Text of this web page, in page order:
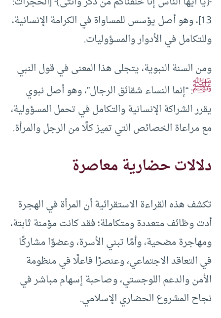
13]، وهو أصل يؤسس للمساواة في الكرامة الإنسانية،
وللتكامل في الأدوار والمسؤوليات.
ومن السنة النبوية، يتجلى هذا المعنى في قول النبي
ﷺ: “إنما النساء شقائق الرجال”، وهو أصل نبوي
يقرر الشراكة الإنسانية والتكامل في تحمل المسؤولية،
مع مراعاة الخصائص التي تميز كلًا من الرجل والمرأة.
دلالات حضارية معاصرة
تكشف هذه القراءة الاستقرائية أن المرأة في الهجرة
أدت وظائف متعددة ومتكاملة؛ فقد كانت مؤمنة ثابتة،
ومهاجرة مضحية، وأمًا تبني الأسرة، وعضوًا مشاركًا
في التعاقد الاجتماعي، وعنصرًا فاعلًا في منظومة
الأمن والدعم اللوجستي، وصاحبة إسهام مباشر في
نجاح المشروع الحضاري الإسلامي.